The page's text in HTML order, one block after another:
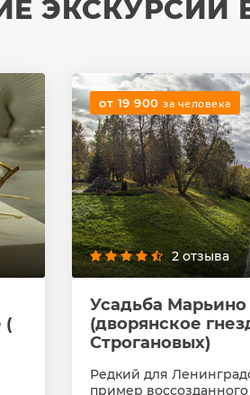
ЭКСКУРСИИ
(
от 19 900 за человека
2 отзыва
Усадьба Марьино
(дворянское
Строгановых)
Редкий для
пример